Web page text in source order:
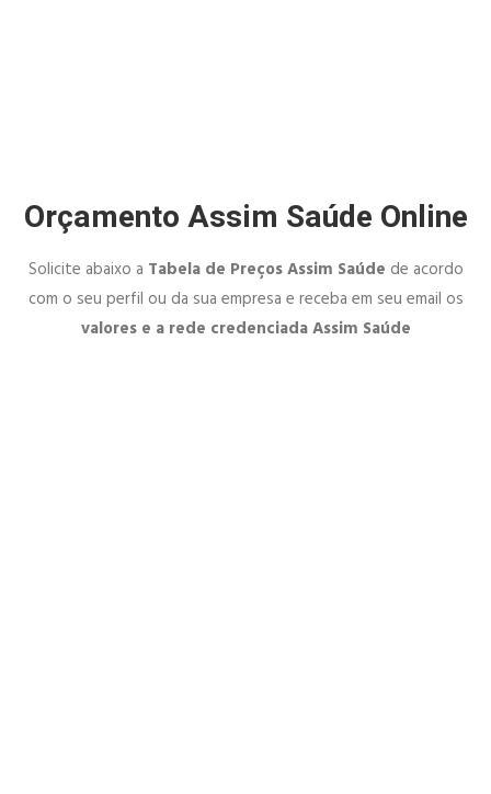
Orçamento Assim Saúde Online
Solicite abaixo a Tabela de Preços Assim Saúde de acordo
com o seu perfil ou da sua empresa e receba em seu email os
valores e a rede credenciada Assim Saúde